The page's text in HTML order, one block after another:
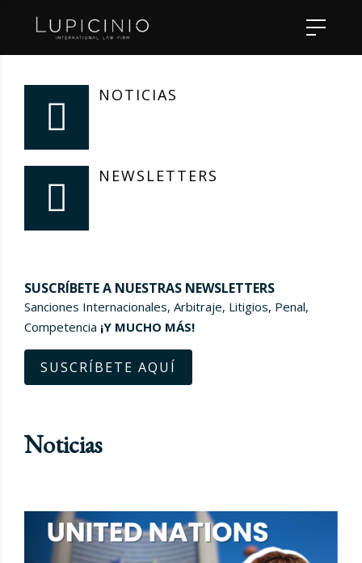
NOTICIAS
NEWSLETTERS
SUSCRÍBETE A NUESTRAS NEWSLETTERS
Sanciones Internacionales, Arbitraje, Litigios, Penal,
Competencia ¡Y MUCHO MÁS!
SUSCRÍBETE AQUÍ
Noticias